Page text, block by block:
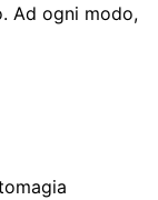
Ad ogni modo,